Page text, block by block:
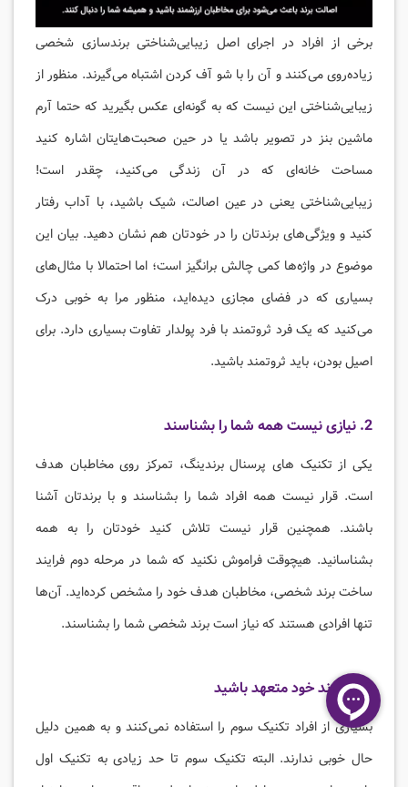
برخی از افراد در اجرای اصل زیبایی‌شناختی برندسازی شخصی
زیاده‌روی می‌کنند و آن را با شو آف کردن اشتباه می‌گیرند. منظور از
زیبایی‌شناختی این نیست که به گونه‌ای عکس بگیرید که حتما آرم
ماشین بنز در تصویر باشد یا در حین صحبت‌هایتان اشاره کنید
مساحت خانه‌ای که در آن زندگی می‌کنید، چقدر است!
زیبایی‌شناختی یعنی در عین اصالت، شیک باشید، با آداب رفتار
کنید و ویژگی‌های برندتان را در خودتان هم نشان دهید. بیان این
موضوع در واژه‌ها کمی چالش برانگیز است؛ اما احتمالا با مثال‌های
بسیاری که در فضای مجازی دیده‌اید، منظور مرا به خوبی درک
می‌کنید که یک فرد ثروتمند با فرد پولدار تفاوت بسیاری دارد. برای
اصیل بودن، باید ثروتمند باشید.
2. نیازی نیست همه شما را بشناسند
یکی از تکنیک های پرسنال برندینگ، تمرکز روی مخاطبان هدف
است. قرار نیست همه افراد شما را بشناسند و با برندتان آشنا
باشند. همچنین قرار نیست تلاش کنید خودتان را به همه
بشناسانید. هیچوقت فراموش نکنید که شما در مرحله دوم فرایند
ساخت برند شخصی، مخاطبان هدف خود را مشخص کرده‌اید. آن‌ها
تنها افرادی هستند که نیاز است برند شخصی شما را بشناسند.
3. به برند خود متعهد باشید
بسیاری از افراد تکنیک سوم را استفاده نمی‌کنند و به همین دلیل
حال خوبی ندارند. البته تکنیک سوم تا حد زیادی به تکنیک اول